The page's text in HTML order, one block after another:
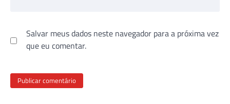
Salvar meus dados neste navegador para a próxima vez
que eu comentar.